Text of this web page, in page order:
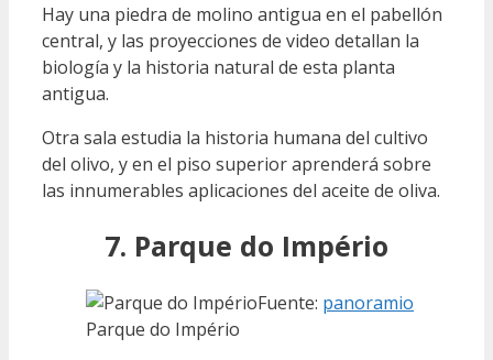
Hay una piedra de molino antigua en el pabellón
central, y las proyecciones de video detallan la
biología y la historia natural de esta planta
antigua.
Otra sala estudia la historia humana del cultivo
del olivo, y en el piso superior aprenderá sobre
las innumerables aplicaciones del aceite de oliva.
7. Parque do Império
Fuente: panoramio
Parque do Império